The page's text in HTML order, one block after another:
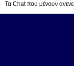
Τα Chat που μένουν